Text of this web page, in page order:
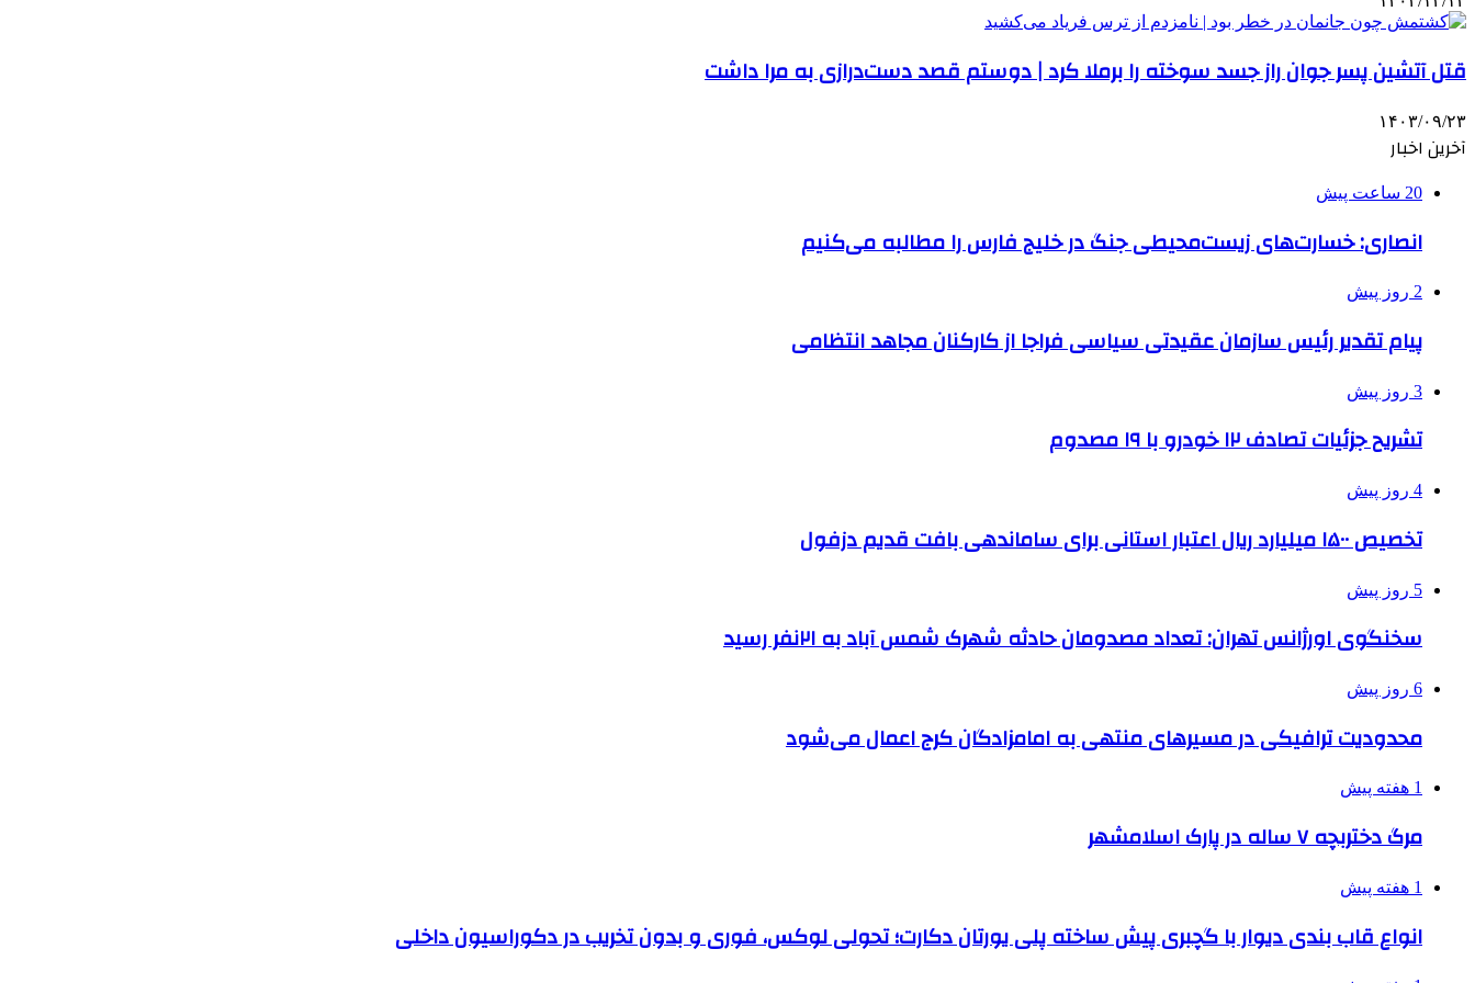
قتل آتشین پسر جوان راز جسد سوخته را برملا کرد | دوستم قصد دست‌درازی به مرا داشت
۱۴۰۳/۰۹/۲۳
آخرین اخبار
20 ساعت پیش
انصاری: خسارت‌های زیست‌محیطی جنگ در خلیج فارس را مطالبه‌ می‌کنیم
2 روز پیش
پیام تقدیر رئیس سازمان عقیدتی سیاسی فراجا از کارکنان مجاهد انتظامی
3 روز پیش
تشریح جزئیات تصادف ۱۲ خودرو با ۱۹ مصدوم
4 روز پیش
تخصیص ۱۵۰۰ میلیارد ریال اعتبار استانی برای ساماندهی بافت قدیم دزفول
5 روز پیش
سخنگوی اورژانس تهران: تعداد مصدومان حادثه شهرک شمس آباد به ۲۱نفر رسید
6 روز پیش
محدودیت ترافیکی در مسیرهای منتهی به امامزادگان کرج اعمال می‌شود
1 هفته پیش
مرگ دختربچه ۷ ساله در پارک اسلامشهر
1 هفته پیش
انواع قاب بندی دیوار با گچبری پیش ساخته پلی یورتان دکارت؛ تحولی لوکس، فوری و بدون تخریب در دکوراسیون داخلی